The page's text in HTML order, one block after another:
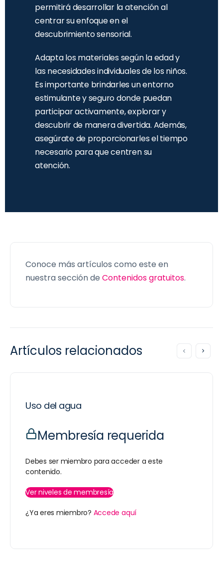
permitirá desarrollar la atención al
centrar su enfoque en el
descubrimiento sensorial.
Adapta los materiales según la edad y
las necesidades individuales de los niños.
Es importante brindarles un entorno
estimulante y seguro donde puedan
participar activamente, explorar y
descubrir de manera divertida. Además,
asegúrate de proporcionarles el tiempo
necesario para que centren su
atención.
Conoce más artículos como este en
nuestra sección de Contenidos gratuitos.
Artículos relacionados
Uso del agua
Membresía requerida
Debes ser miembro para acceder a este
contenido.
Ver niveles de membresía
¿Ya eres miembro? Accede aquí